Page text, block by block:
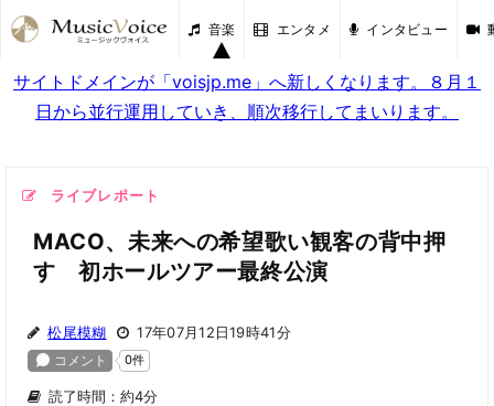
音楽 エンタメ インタビュー
サイトドメインが「voisjp.me」へ新しくなります。８月１
日から並行運用していき、順次移行してまいります。
ライブレポート
MACO、未来への希望歌い観客の背中押
す 初ホールツアー最終公演
松尾模糊 17年07月12日19時41分
読了時間：約4分